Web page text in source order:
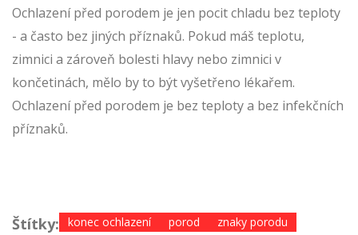
Ochlazení před porodem je jen pocit chladu bez teploty
- a často bez jiných příznaků. Pokud máš teplotu,
zimnici a zároveň bolesti hlavy nebo zimnici v
končetinách, mělo by to být vyšetřeno lékařem.
Ochlazení před porodem je bez teploty a bez infekčních
příznaků.
Štítky: konec ochlazení porod
znaky porodu